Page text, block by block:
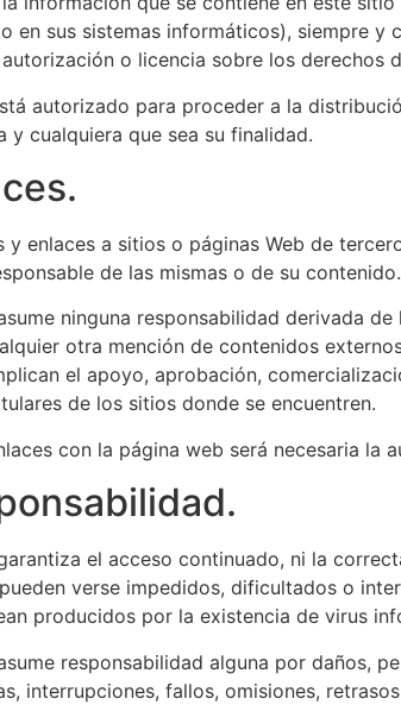
en sus sistemas informáticos), siempre y
o licencia sobre los
autorizado para proceder a la
y cualquiera que sea su finalidad.
y enlaces a sitios o páginas Web de
de las mismas o de su contenido.
ninguna responsabilidad derivada
otra mención de contenidos
el apoyo, aprobación,
de los sitios donde se encuentren.
con la página web será necesaria
el acceso continuado, ni la
verse impedidos, dificultados o
producidos por la existencia de virus
responsabilidad alguna por daños,
interrupciones, fallos, omisiones,